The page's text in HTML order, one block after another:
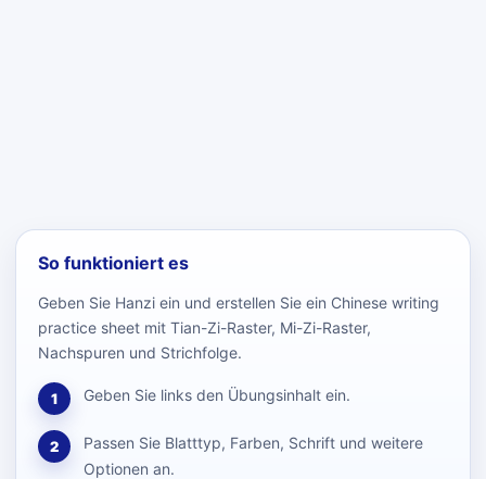
So funktioniert es
Geben Sie Hanzi ein und erstellen Sie ein Chinese writing
practice sheet mit Tian-Zi-Raster, Mi-Zi-Raster,
Nachspuren und Strichfolge.
1 Geben Sie links den Übungsinhalt ein.
2
Passen Sie Blatttyp, Farben, Schrift und weitere
Optionen an.